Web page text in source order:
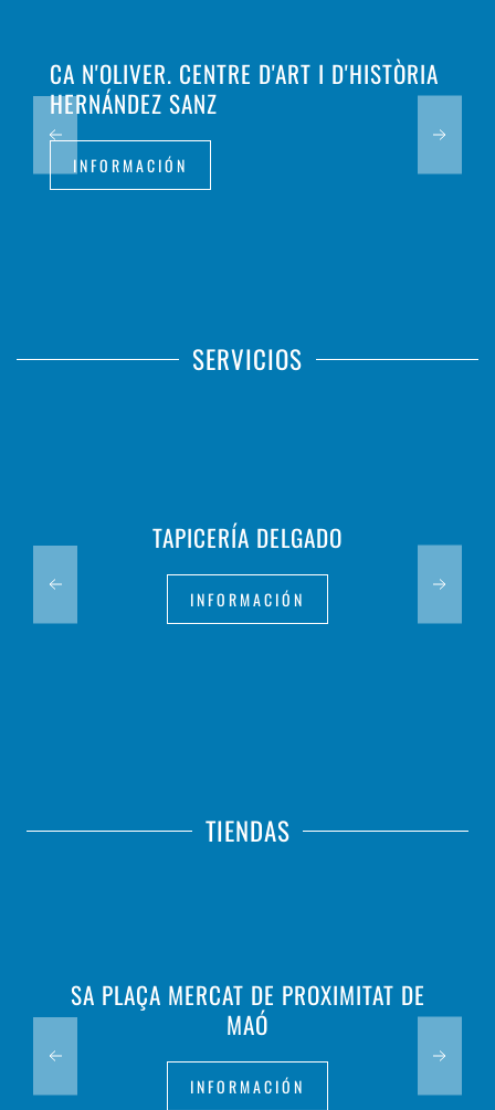
CA N'OLIVER. CENTRE D'ART I D'HISTÒRIA
HERNÁNDEZ SANZ
INFORMACIÓN
SERVICIOS
TAPICERÍA DELGADO
INFORMACIÓN
TIENDAS
SA PLAÇA MERCAT DE PROXIMITAT DE
MAÓ
INFORMACIÓN